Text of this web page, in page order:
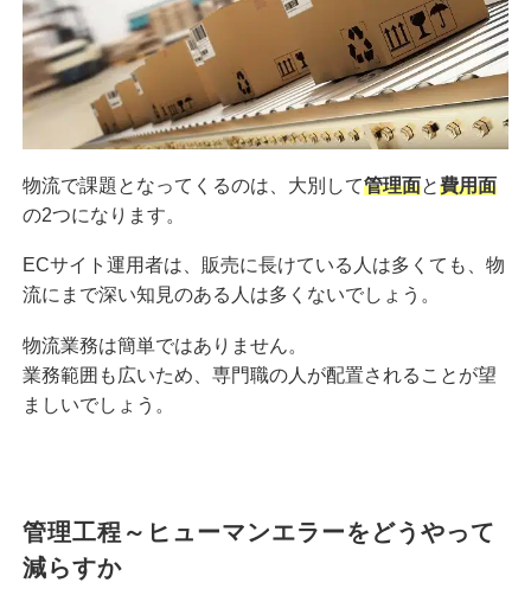
物流で課題となってくるのは、大別して管理面と費用面
の2つになります。
ECサイト運用者は、販売に長けている人は多くても、物
流にまで深い知見のある人は多くないでしょう。
物流業務は簡単ではありません。
業務範囲も広いため、専門職の人が配置されることが望
ましいでしょう。
管理工程～ヒューマンエラーをどうやって
減らすか